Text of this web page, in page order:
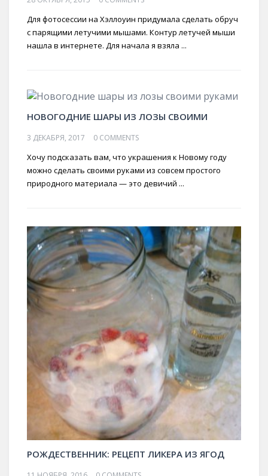
Для фотосессии на Хэллоуин придумала сделать обруч
с парящими летучими мышами. Контур летучей мыши
нашла в интернете. Для начала я взяла ...
НОВОГОДНИЕ ШАРЫ ИЗ ЛОЗЫ СВОИМИ
3 ДЕКАБРЯ, 2017 0 COMMENTS
Хочу подсказать вам, что украшения к Новому году
можно сделать своими руками из совсем простого
природного материала — это девичий ...
РОЖДЕСТВЕННИК: РЕЦЕПТ ЛИКЕРА ИЗ ЯГОД